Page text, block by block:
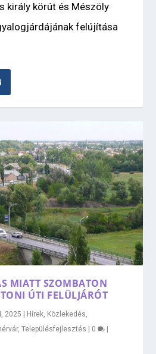
király körút és Mészöly
felújítása
MIATT SZOMBATON
ÚTI FELÜLJÁRÓT
2025 Hírek, Közlekedés,
,Településfejlesztés 0